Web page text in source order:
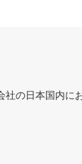
の日本国内に